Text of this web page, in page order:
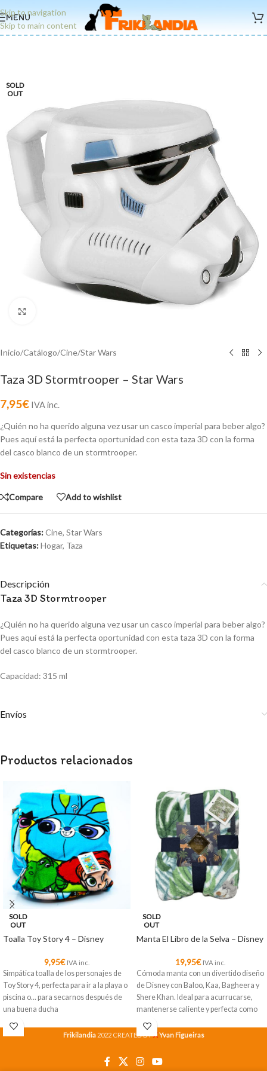
Skip to navigation
Skip to main content
MENU
SOLD
OUT
Inicio/Catálogo/Cine/Star Wars
Taza 3D Stormtrooper – Star Wars
7,95€ IVA inc.
¿Quién no ha querido alguna vez usar un casco imperial para beber algo?
Pues aquí está la perfecta oportunidad con esta taza 3D con la forma
del casco blanco de un stormtrooper.
Sin existencias
Compare Add to wishlist
Categorías:Cine, Star Wars
Etiquetas:Hogar, Taza
Descripción
Taza 3D Stormtrooper
¿Quién no ha querido alguna vez usar un casco imperial para beber algo?
Pues aquí está la perfecta oportunidad con esta taza 3D con la forma
del casco blanco de un stormtrooper.
Capacidad: 315 ml
Envíos
Productos relacionados
SOLD
OUT
Toalla Toy Story 4 – Disney
9,95€ IVA inc.
Simpática toalla de los personajes de
Toy Story 4, perfecta para ir a la playa o
piscina o... para secarnos después de
una buena ducha
SOLD
OUT
Manta El Libro de la Selva – Disney
19,95€ IVA inc.
Cómoda manta con un divertido diseño
de Disney con Baloo, Kaa, Bagheera y
Shere Khan. Ideal para acurrucarse,
mantenerse caliente y perfecta como
decoración.
Frikilandia 2022 CREATED BYXYvan Figueiras